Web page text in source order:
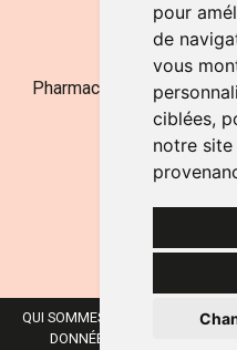
pour
de
vous
ciblées,
notre
NOUS
Pharmacie Jufarma -
Entreprise
QUI SOMMES-NOUS ? NOS
DONNÉES PERSONNELLES